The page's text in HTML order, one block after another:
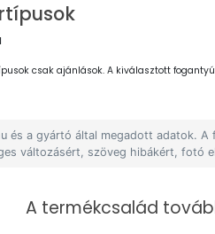
csak ajánlások. A kiválasztott
a gyártó által megadott adatok.
változásért, szöveg hibákért, fotó
A termékcsalád